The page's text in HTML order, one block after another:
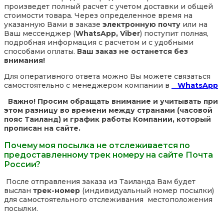
произведет полный расчет с учетом доставки и общей
стоимости товара. Через определенное время на
указанную Вами в заказе электронную почту или на
Ваш мессенджер (WhatsApp, Viber) поступит полная,
подробная информация с расчетом и с удобными
способами оплаты. Ваш заказ не останется без
внимания!
Для оперативного ответа можно Вы можете связаться
самостоятельно с менеджером компании в
WhatsApp
Важно! Просим обращать внимание и учитывать при
этом разницу во времени между странами (часовой
пояс Таиланд) и график работы Компании, который
прописан на сайте.
Почему моя посылка не отслеживается по
предоставленному трек номеру на сайте Почта
России?
После отправления заказа из Таиланда Вам будет
выслан трек-номер (индивидуальный номер посылки)
для самостоятельного отслеживания местоположения
посылки.